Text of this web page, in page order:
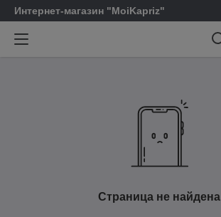
Интернет-магазин "MoiKapriz"
Страница не найдена